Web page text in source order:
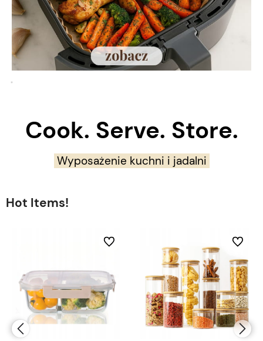
Cook. Serve. Store.
Wyposażenie kuchni i jadalni
Hot Items!
Do ulubionych Do